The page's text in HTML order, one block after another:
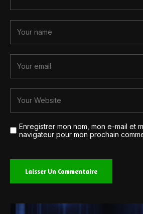
Enregistrer mon nom, mon e-mail et
navigateur pour mon prochain